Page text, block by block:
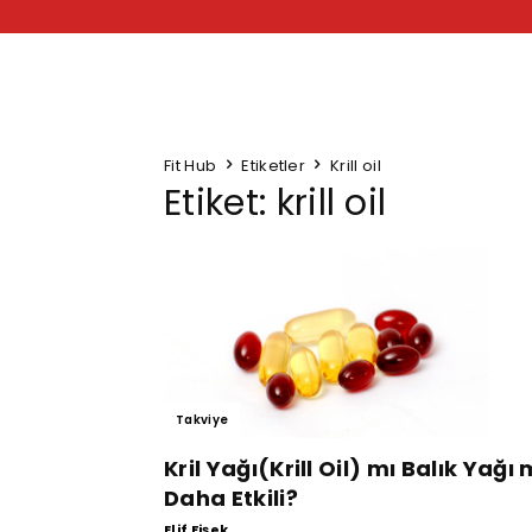
Fit Hub Etiketler Krill oil
Etiket: krill oil
Takviye
Kril Yağı(Krill Oil) mı Balık Yağı
Daha Etkili?